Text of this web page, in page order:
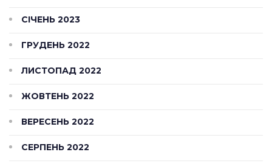
СІЧЕНЬ 2023
ГРУДЕНЬ 2022
ЛИСТОПАД 2022
ЖОВТЕНЬ 2022
ВЕРЕСЕНЬ 2022
СЕРПЕНЬ 2022